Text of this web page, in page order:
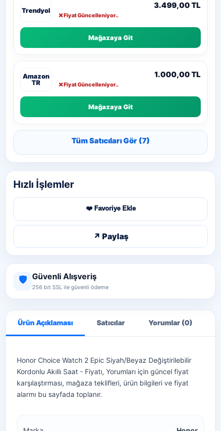
3.499,00 TL
❌ Fiyat Güncelleniyor..
Mağazaya Git
1.000,00 TL
❌ Fiyat Güncelleniyor..
Mağazaya Git
Tüm Satıcıları Gör (7)
Hızlı İşlemler
❤️ Favoriye Ekle
↗ Paylaş
🛡️ Güvenli Alışveriş
256 bit SSL ile güvenli ödeme
Ürün Açıklaması Satıcılar Yorumlar (0)
Honor Choice Watch 2 Epic Siyah/Beyaz Değiştirilebilir
Kordonlu Akıllı Saat - Fiyatı, Yorumları için güncel fiyat
karşılaştırması, mağaza teklifleri, ürün bilgileri ve fiyat
alarmı bu sayfada toplanır.